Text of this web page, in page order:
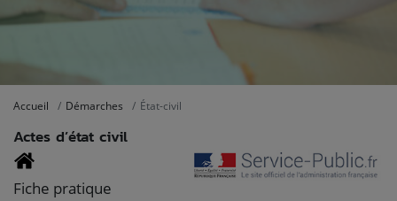
Accueil Démarches État-civil
Actes d’état civil
Fiche pratique